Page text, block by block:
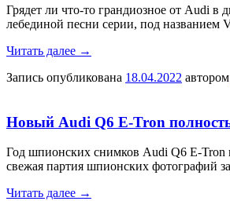
Грядет ли что-то грандиозное от Audi в
лебединой песни серии, под названием
Читать далее →
Запись опубликована 18.04.2022 автором
Новый Audi Q6 E-Tron
Год шпионских снимков Audi Q6 E-Tron
свежая партия шпионских фотографий
Читать далее →